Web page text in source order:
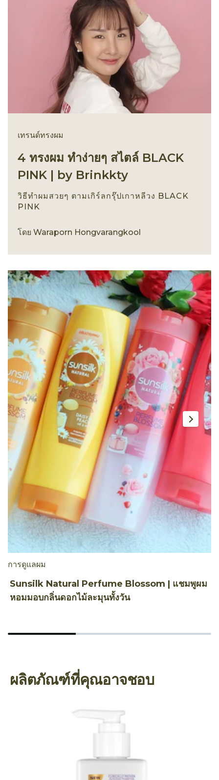
เทรนด์ทรงผม
4 ทรงผม ทำง่ายๆ สไตล์ BLACK
PINK | by Brinkkty
วิธีทำผมสวยๆ ตามเกิร์ลกรุ๊ปเกาหลีวง BLACK
PINK
โดย Waraporn Hongvarangkool
การดูแลผม
Sunsilk Natural Perfume Blossom | แชมพูผม
หอมมอบกลิ่นดอกไม้ละมุนทั้งวัน
ผลิตภัณฑ์ที่คุณอาจชอบ